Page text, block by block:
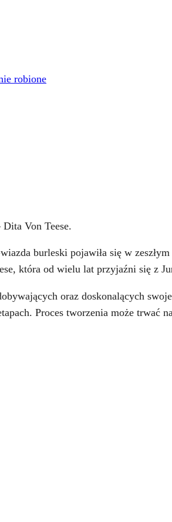
robione
Von Teese.
burleski pojawiła się w
która od wielu lat przyjaźni się z
oraz doskonalących
Proces tworzenia może trwać